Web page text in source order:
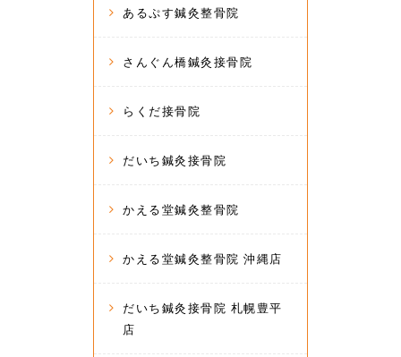
あるぷす鍼灸整骨院
さんぐん橋鍼灸接骨院
らくだ接骨院
だいち鍼灸接骨院
かえる堂鍼灸整骨院
かえる堂鍼灸整骨院 沖縄店
だいち鍼灸接骨院 札幌豊平
店